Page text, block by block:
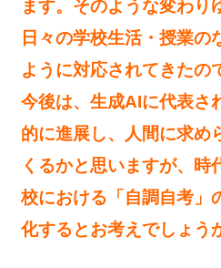
ます。そのような変わり
日々の学校生活・授業の
ように対応されてきたの
今後は、生成AIに代表さ
的に進展し、人間に求め
くるかと思いますが、時
校における「自調自考」
化するとお考えでしょう